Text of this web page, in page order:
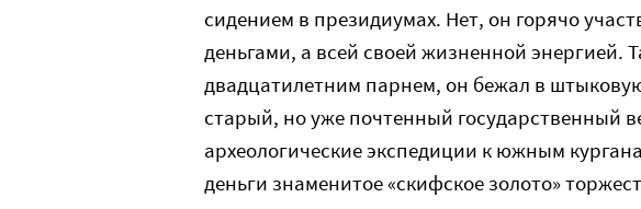
сидением в президиумах. Нет, он горячо
деньгами, а всей своей жизненной энергией.
двадцатилетним парнем, он бежал в
старый, но уже почтенный государственный
археологические экспедиции к южным
деньги знаменитое «скифское золото»